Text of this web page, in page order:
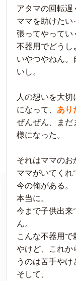
アタマの回転遅
ママを助けたい
張ってやってい
不器用でどうし
いやつやねん。
いし。
人の想いを大
になって、 あり
ぜんぜん、まだ
様になった。
それはママのお
ママがいてくれ
今の俺がある。
本当に。
今まで子供出来
ん。
こんな不器用
やけど、これか
うのは苦手やけ
そして、